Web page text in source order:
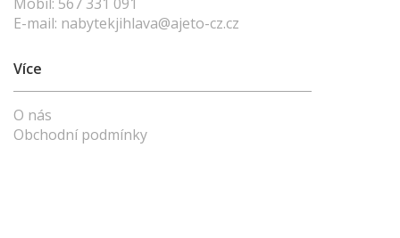
E-mail: nabytekjihlava@ajeto-cz.cz
Více
O nás
Obchodní podmínky